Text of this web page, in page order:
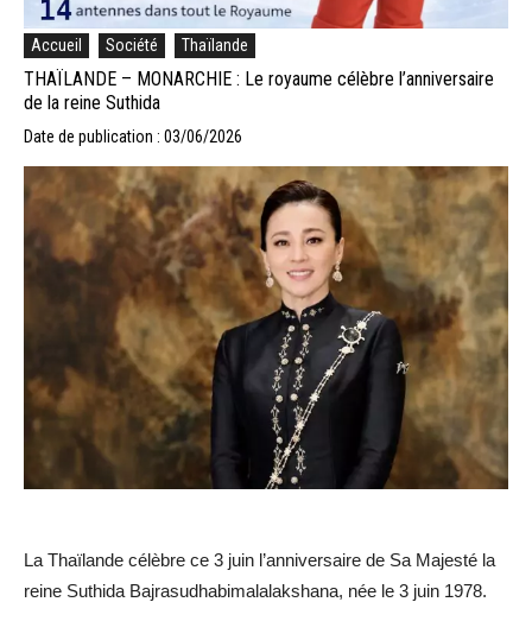
Accueil Société Thaïlande
THAÏLANDE – MONARCHIE : Le royaume célèbre l’anniversaire
de la reine Suthida
Date de publication : 03/06/2026
La Thaïlande célèbre ce 3 juin l’anniversaire de Sa Majesté la
reine Suthida Bajrasudhabimalalakshana, née le 3 juin 1978.